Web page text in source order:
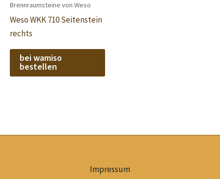
Brennraumsteine von Weso
Weso WKK 710 Seitenstein
rechts
bei wamiso
bestellen
Impressum